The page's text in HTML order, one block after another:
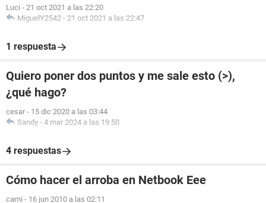
Luci - 21 oct 2021 a las 22:20
MiguelY2542 - 21 oct 2021 a las 22:47
1 respuesta
Quiero poner dos puntos y me sale esto (>),
¿qué hago?
cesar - 15 dic 2020 a las 03:44
Sandy - 4 mar 2024 a las 19:50
4 respuestas
Cómo hacer el arroba en Netbook Eee
cami - 16 jun 2010 a las 02:11